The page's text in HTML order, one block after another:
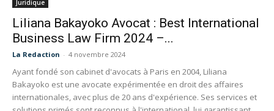
Juridique
Liliana Bakayoko Avocat : Best International
Business Law Firm 2024 –...
La Redaction - 4 novembre 2024
Ayant fondé son cabinet d'avocats à Paris en 2004, Liliana
Bakayoko est une avocate expérimentée en droit des affaires
internationales, avec plus de 20 ans d'expérience. Ses services et